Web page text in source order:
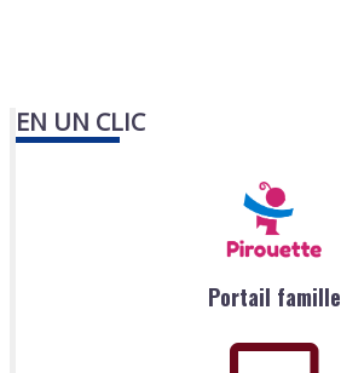
EN UN CLIC
Portail famille